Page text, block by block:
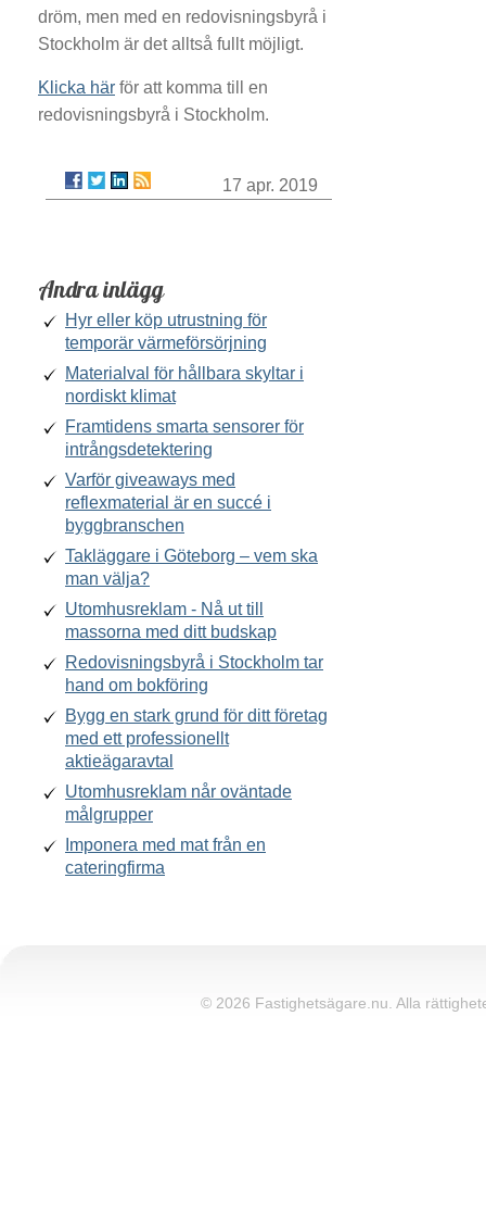
dröm, men med en redovisningsbyrå i
Stockholm är det alltså fullt möjligt.
Klicka här för att komma till en
redovisningsbyrå i Stockholm.
17 apr. 2019
Andra inlägg
Hyr eller köp utrustning för
temporär värmeförsörjning
Materialval för hållbara skyltar i
nordiskt klimat
Framtidens smarta sensorer för
intrångsdetektering
Varför giveaways med
reflexmaterial är en succé i
byggbranschen
Takläggare i Göteborg – vem ska
man välja?
Utomhusreklam - Nå ut till
massorna med ditt budskap
Redovisningsbyrå i Stockholm tar
hand om bokföring
Bygg en stark grund för ditt företag
med ett professionellt
aktieägaravtal
Utomhusreklam når oväntade
målgrupper
Imponera med mat från en
cateringfirma
© 2026 Fastighetsägare.nu. Alla